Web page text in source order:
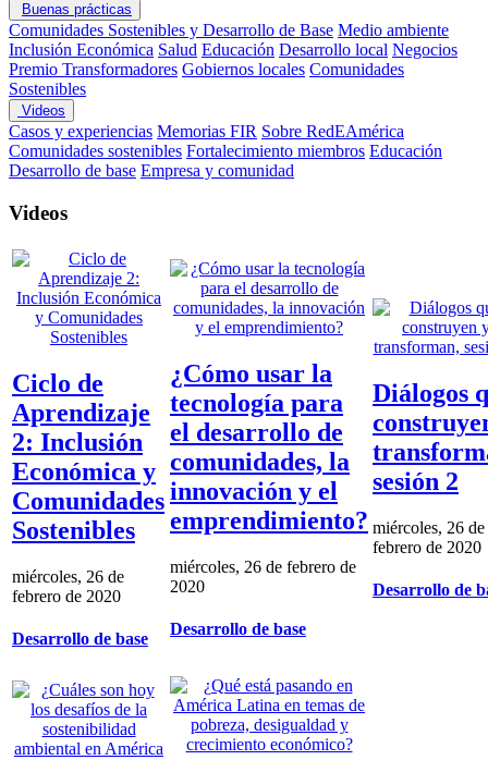
Buenas prácticas
Comunidades Sostenibles y Desarrollo de Base Medio ambiente
Inclusión Económica Salud Educación Desarrollo local Negocios
Premio Transformadores Gobiernos locales Comunidades
Sostenibles
Videos
Casos y experiencias Memorias FIR Sobre RedEAmérica
Comunidades sostenibles Fortalecimiento miembros Educación
Desarrollo de base Empresa y comunidad
Videos
Ciclo de
Aprendizaje
2: Inclusión
Económica y
Comunidades
Sostenibles
miércoles, 26 de
febrero de 2020
Desarrollo de base
¿Cómo usar la
tecnología para
el desarrollo de
comunidades, la
innovación y el
emprendimiento?
miércoles, 26 de febrero de
2020
Desarrollo de base
Diálogos
sesión 2
miércoles, 26 de
febrero de 2020
Desarrollo de